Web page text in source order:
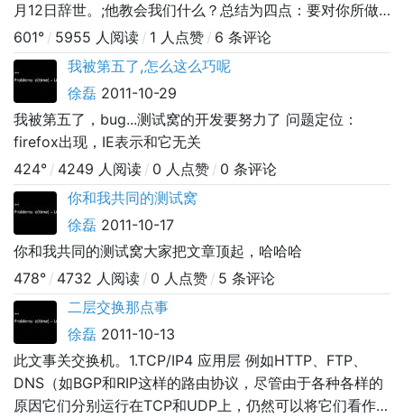
月12日辞世。;他教会我们什么？总结为四点：要对你所做
的事有兴趣；跳出舒适区工作非常有必要；要有创新思维；
要懂得分享。Dennis Ritchie还教会我们，计算机世界不是
什么深不可测的世界。想来大家肯定都读过他的被称为K&R
经典的《C程序设计语言》。授人以鱼，不如授
601° / 5955 人阅读 / 1 人点赞 / 6 条评论
我被第五了,怎么这么巧呢
徐磊 2011-10-29
我被第五了，bug...测试窝的开发要努力了 问题定位：
firefox出现，IE表示和它无关
424° / 4249 人阅读 / 0 人点赞 / 0 条评论
你和我共同的测试窝
徐磊 2011-10-17
你和我共同的测试窝大家把文章顶起，哈哈哈
478° / 4732 人阅读 / 0 人点赞 / 5 条评论
二层交换那点事
徐磊 2011-10-13
此文事关交换机。1.TCP/IP4 应用层 例如HTTP、FTP、
DNS（如BGP和RIP这样的路由协议，尽管由于各种各样的
原因它们分别运行在TCP和UDP上，仍然可以将它们看作网